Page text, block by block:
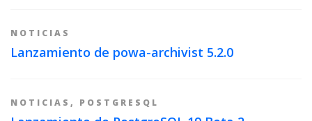
NOTICIAS
Lanzamiento de powa-archivist 5.2.0
NOTICIAS , POSTGRESQL